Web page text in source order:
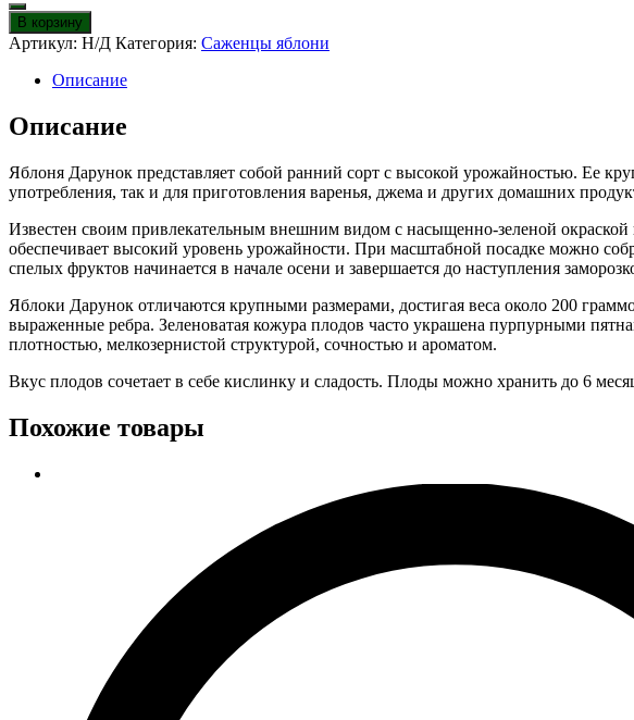
Яблоня
Дарунок
В корзину
Артикул: Н/Д Категория: Саженцы яблони
Описание
Описание
Яблоня Дарунок представляет собой ранний сорт с высокой урожайностью. Ее
употребления, так и для приготовления варенья, джема и других домашних
Известен своим привлекательным внешним видом с насыщенно-зеленой окраской
обеспечивает высокий уровень урожайности. При масштабной посадке можно
спелых фруктов начинается в начале осени и завершается до наступления
Яблоки Дарунок отличаются крупными размерами, достигая веса около 200
выраженные ребра. Зеленоватая кожура плодов часто украшена пурпурными
плотностью, мелкозернистой структурой, сочностью и ароматом.
Вкус плодов сочетает в себе кислинку и сладость. Плоды можно хранить до 6
Похожие товары